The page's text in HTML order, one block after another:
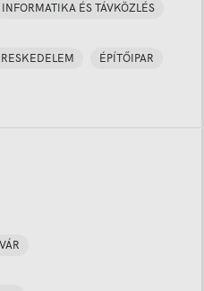
INFORMATIKA ÉS TÁVKÖZLÉS
ÉPÍTŐIPAR